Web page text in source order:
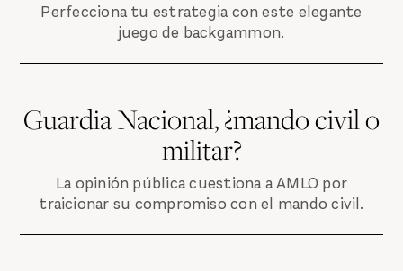
Perfecciona tu estrategia con este elegante
juego de backgammon.
Guardia Nacional, ¿mando civil o
militar?
La opinión pública cuestiona a AMLO por
traicionar su compromiso con el mando civil.